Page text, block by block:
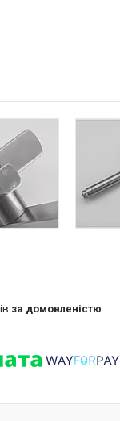
за домовленістю